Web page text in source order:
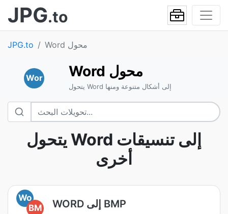
JPG.to
JPG.to Word محول
Wor Word محول
يتحول Word إلى أشكال متنوعة ومنها
يتحول Word إلى تنسيقات
أخرى
Wo
BM
WORD إلى BMP